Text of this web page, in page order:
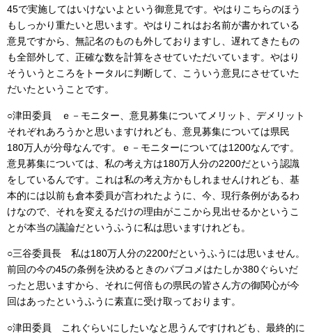
45で実施してはいけないよという御意見です。やはりこちらのほう
もしっかり重たいと思います。やはりこれはお名前が書かれている
意見ですから、無記名のものも外しておりますし、遅れてきたもの
も全部外して、正確な数を計算をさせていただいています。やはり
そういうところをトータルに判断して、こういう意見にさせていた
だいたということです。
○津田委員 ｅ－モニター、意見募集についてメリット、デメリット
それぞれあろうかと思いますけれども、意見募集については県民
180万人が分母なんです。ｅ－モニターについては1200なんです。
意見募集については、私の考え方は180万人分の2200だという認識
をしているんです。これは私の考え方かもしれませんけれども、基
本的には以前も倉本委員が言われたように、今、現行条例があるわ
けなので、それを変えるだけの理由がここから見出せるかというこ
とが本当の議論だというふうに私は思いますけれども。
○三谷委員長 私は180万人分の2200だというふうには思いません。
前回の今の45の条例を決めるときのパブコメはたしか380ぐらいだ
ったと思いますから、それに何倍もの県民の皆さん方の御関心が今
回はあったというふうに素直に受け取っております。
○津田委員 これぐらいにしたいなと思うんですけれども、最終的に